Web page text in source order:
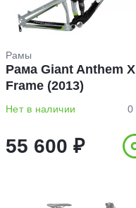
Рамы
Рама Giant Anthem X
Frame (2013)
Нет в наличии 0
55 600 ₽